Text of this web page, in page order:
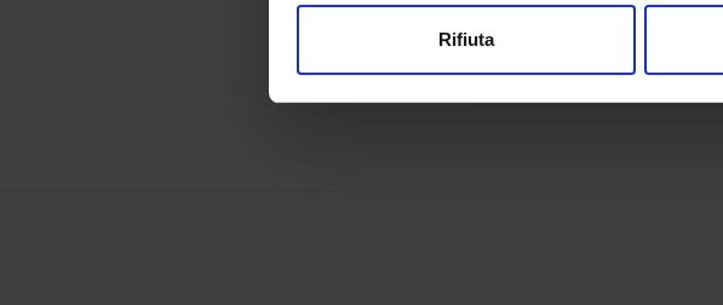
modificare o ritirare il tuo consenso in qualsiasi
RifiutaSECTIONS
Neurology Section